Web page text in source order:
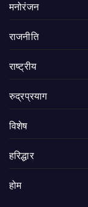
मनोरंजन
राजनीति
राष्ट्रीय
रुद्रप्रयाग
विशेष
हरिद्धार
होम